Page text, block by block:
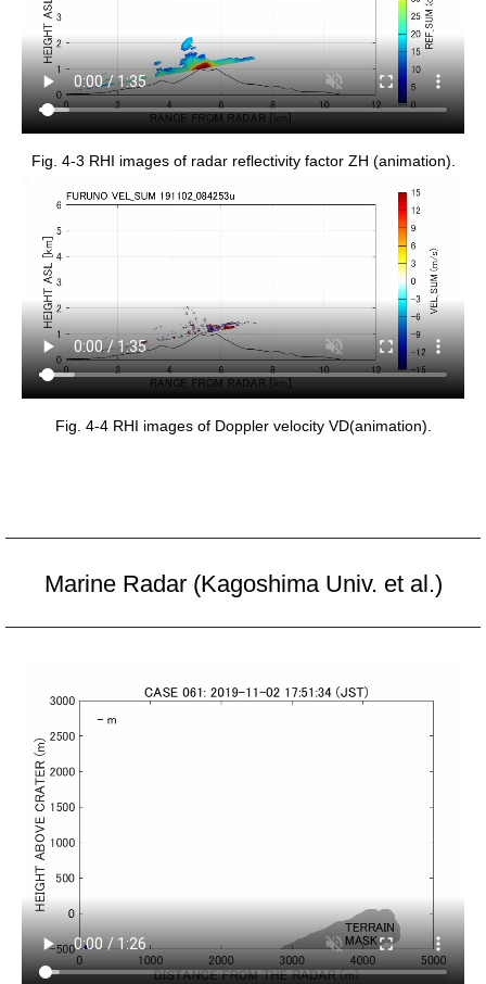
Fig. 4-3 RHI images of radar reflectivity factor ZH (animation).
Fig. 4-4 RHI images of Doppler velocity VD(animation).
Marine Radar (Kagoshima Univ. et al.)